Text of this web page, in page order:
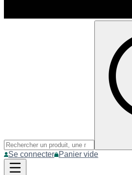
Se connecter Panier vide